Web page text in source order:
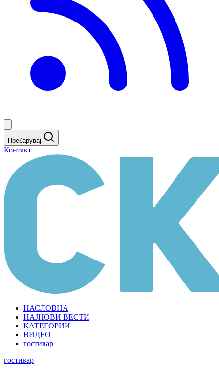
Пребарувај
Контакт
НАСЛОВНА
НАЈНОВИ ВЕСТИ
КАТЕГОРИИ
ВИДЕО
гостивар
гостивар